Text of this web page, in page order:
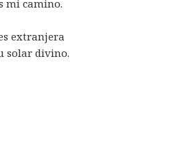
mi camino.
extranjera
solar divino.